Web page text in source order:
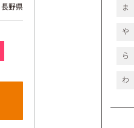
長野県 ま
や
ら
わ